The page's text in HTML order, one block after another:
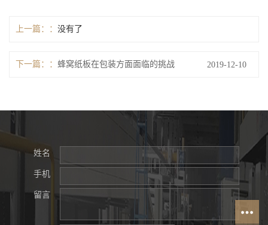
上一篇： 没有了
下一篇： 蜂窝纸板在包装方面面临的挑战 2019-12-10
姓名
手机
留言